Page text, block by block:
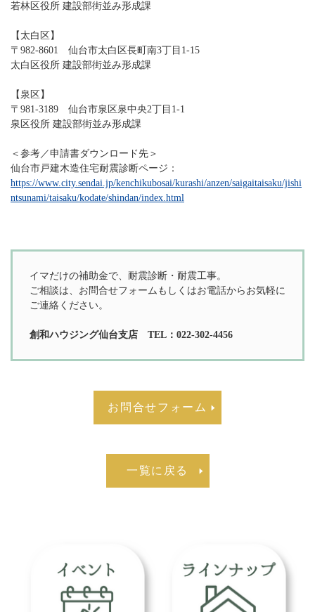
若林区役所 建設部街並み形成課
【太白区】
〒982-8601 仙台市太白区長町南3丁目1-15
太白区役所 建設部街並み形成課
【泉区】
〒981-3189 仙台市泉区泉中央2丁目1-1
泉区役所 建設部街並み形成課
＜参考／申請書ダウンロード先＞
仙台市戸建木造住宅耐震診断ページ：
https://www.city.sendai.jp/kenchikubosai/kurashi/anzen/saigaitaisaku/jishi
ntsunami/taisaku/kodate/shindan/index.html
イマだけの補助金で、耐震診断・耐震工事。
ご相談は、お問合せフォームもしくはお電話からお気軽に
ご連絡ください。
創和ハウジング仙台支店 TEL：022-302-4456
お問合せフォーム
一覧に戻る